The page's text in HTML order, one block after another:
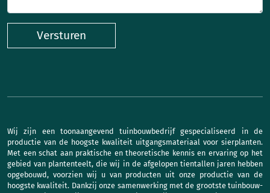
Versturen
Wij zijn een toonaangevend tuinbouwbedrijf gespecialiseerd in de
productie van de hoogste kwaliteit uitgangsmateriaal voor sierplanten.
Met een schat aan praktische en theoretische kennis en ervaring op het
gebied van plantenteelt, die wij in de afgelopen tientallen jaren hebben
opgebouwd, voorzien wij u van producten uit onze productie van de
hoogste kwaliteit. Dankzij onze samenwerking met de grootste tuinbouw-